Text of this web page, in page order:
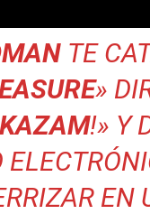
TE
»
!» Y
EN